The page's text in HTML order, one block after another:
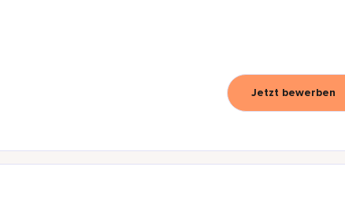
Jetzt bewerben